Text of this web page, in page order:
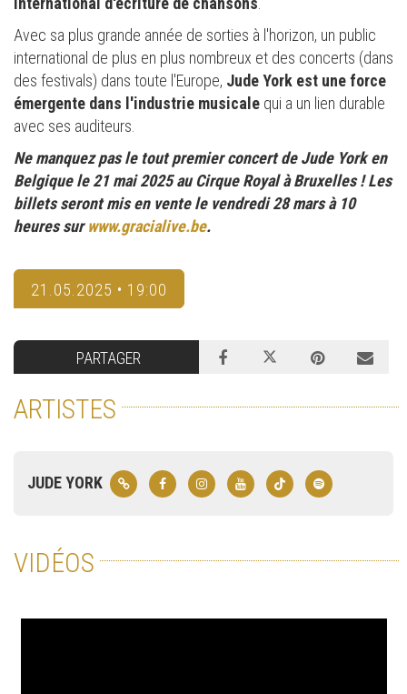
Avec sa plus grande année de sorties à l'horizon, un public
international de plus en plus nombreux et des concerts (dans
des festivals) dans toute l'Europe, Jude York est une force
émergente dans l'industrie musicale qui a un lien durable
avec ses auditeurs.
Ne manquez pas le tout premier concert de Jude York en
Belgique le 21 mai 2025 au Cirque Royal à Bruxelles ! Les
billets seront mis en vente le vendredi 28 mars à 10
heures surwww.gracialive.be.
21.05.2025 • 19:00
PARTAGER
ARTISTES
JUDE YORK
VIDÉOS